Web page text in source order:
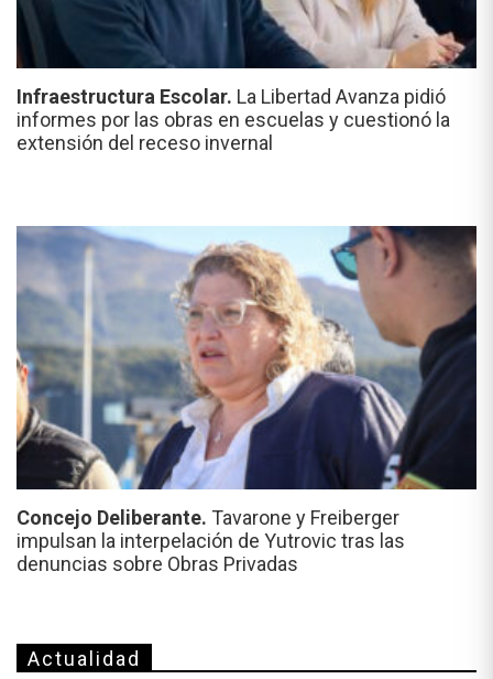
Infraestructura Escolar. La Libertad Avanza pidió
informes por las obras en escuelas y cuestionó la
extensión del receso invernal
Concejo Deliberante. Tavarone y Freiberger
impulsan la interpelación de Yutrovic tras las
denuncias sobre Obras Privadas
Actualidad